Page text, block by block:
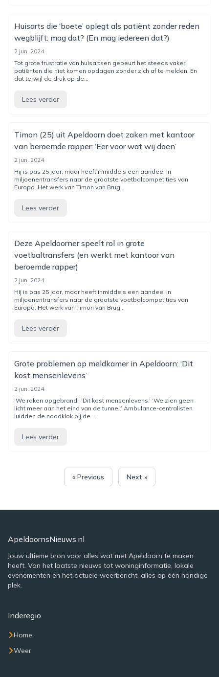
Huisarts die ‘boete’ oplegt als patiënt zonder reden
wegblijft: mag dat? (En mag iedereen dat?)
2 jun. 2024
Tot grote frustratie van huisartsen gebeurt het steeds vaker:
patiënten die niet komen opdagen zonder zich af te melden. En
dat terwijl de druk op de...
Lees verder
Timon (25) uit Apeldoorn doet zaken met kantoor
van beroemde rapper: ‘Eer voor wat wij doen’
2 jun. 2024
Hij is pas 25 jaar, maar heeft inmiddels een aandeel in
miljoenentransfers naar de grootste voetbalcompetities van
Europa. Het werk van Timon van Brug...
Lees verder
Deze Apeldoorner speelt rol in grote
voetbaltransfers (en werkt met kantoor van
beroemde rapper)
2 jun. 2024
Hij is pas 25 jaar, maar heeft inmiddels een aandeel in
miljoenentransfers naar de grootste voetbalcompetities van
Europa. Het werk van Timon van Brug...
Lees verder
Grote problemen op meldkamer in Apeldoorn: ‘Dit
kost mensenlevens’
2 jun. 2024
‘We raken opgebrand.’ ‘Dit kost mensenlevens.’ ‘We zien geen
licht meer aan het eind van de tunnel.’ Ambulance-centralisten
luidden de noodklok bij de...
Lees verder
« Previous Next »
ApeldoornsNieuws.nl
Jouw ultieme bron voor alles wat met Apeldoorn te maken
heeft. Van het laatste nieuws tot woninginformatie, lokale
evenementen en het actuele weerbericht, alles op één handige
plek.
Inderegio
Home
Weer